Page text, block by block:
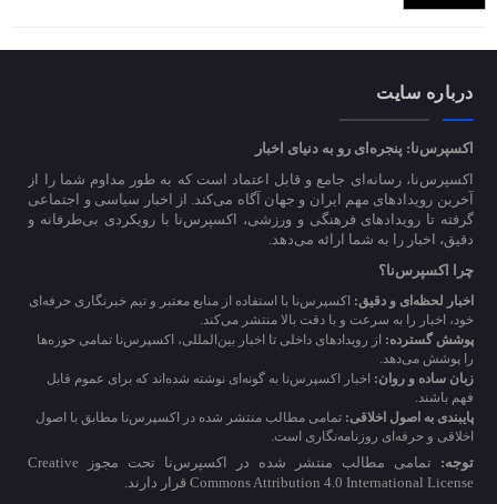
درباره سایت
اکسپرس‌نا: پنجره‌ای رو به دنیای اخبار
اکسپرس‌نا، رسانه‌ای جامع و قابل اعتماد است که به طور مداوم شما را از
آخرین رویدادهای مهم ایران و جهان آگاه می‌کند. از اخبار سیاسی و اجتماعی
گرفته تا رویدادهای فرهنگی و ورزشی، اکسپرس‌نا با رویکردی بی‌طرفانه و
دقیق، اخبار را به شما ارائه می‌دهد.
چرا اکسپرس‌نا؟
اخبار لحظه‌ای و دقیق: اکسپرس‌نا با استفاده از منابع معتبر و تیم خبرنگاری حرفه‌ای
خود، اخبار را به سرعت و با دقت بالا منتشر می‌کند.
پوشش گسترده: از رویدادهای داخلی تا اخبار بین‌المللی، اکسپرس‌نا تمامی حوزه‌ها
را پوشش می‌دهد.
زبان ساده و روان: اخبار اکسپرس‌نا به گونه‌ای نوشته شده‌اند که برای عموم قابل
فهم باشند.
پایبندی به اصول اخلاقی: تمامی مطالب منتشر شده در اکسپرس‌نا مطابق با اصول
اخلاقی و حرفه‌ای روزنامه‌نگاری است.
توجه:
تمامی مطالب منتشر شده در اکسپرس‌نا تحت مجوز Creative
Commons Attribution 4.0 International License قرار دارند.